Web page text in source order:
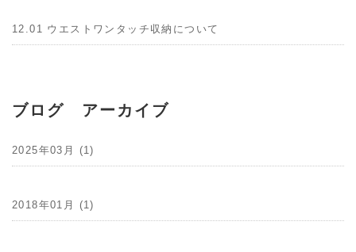
12.01 ウエストワンタッチ収納について
ブログ アーカイブ
2025年03月 (1)
2018年01月 (1)